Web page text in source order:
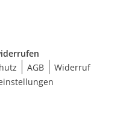
AGB
Widerruf